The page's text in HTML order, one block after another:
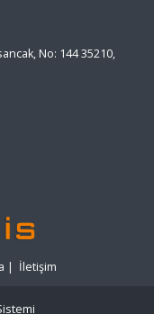
No: 144 35210,
| İletişim